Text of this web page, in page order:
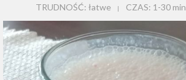
TRUDNOŚĆ: łatwe CZAS: 1-30 min